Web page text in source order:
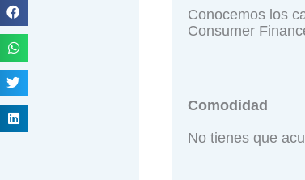
Conocemos los
Consumer
Comodidad
No tienes que